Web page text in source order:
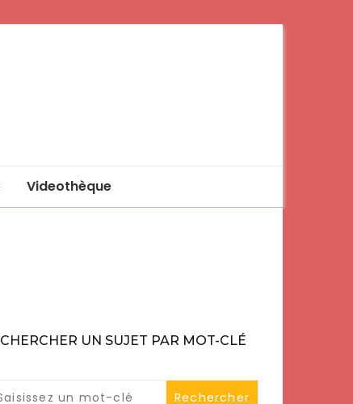
Videothèque
CHERCHER UN SUJET PAR MOT-CLÉ